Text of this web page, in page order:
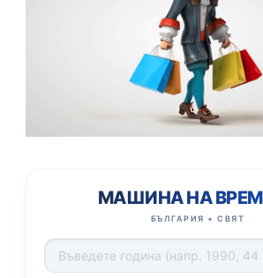
МАШИНА НА
БЪЛГАРИЯ + СВЯТ